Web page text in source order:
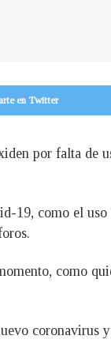
en Twitter
por falta de
19, como el
como
coronavirus